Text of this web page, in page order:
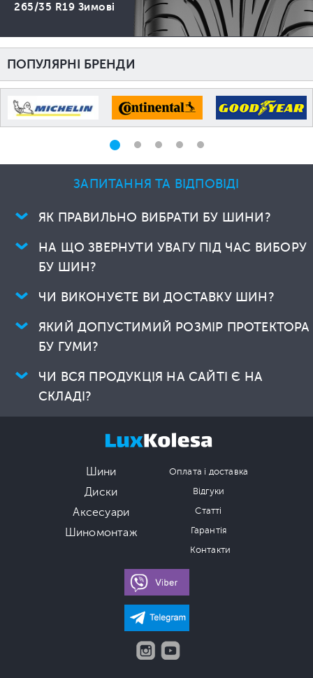
ЗАПИТАННЯ ТА ВІДПОВІДІ
ЯК ПРАВИЛЬНО ВИБРАТИ БУ ШИНИ?
НА ЩО ЗВЕРНУТИ УВАГУ ПІД ЧАС ВИБОРУ
БУ ШИН?
ЧИ ВИКОНУЄТЕ ВИ ДОСТАВКУ ШИН?
ЯКИЙ ДОПУСТИМИЙ РОЗМІР ПРОТЕКТОРА
БУ ГУМИ?
ЧИ ВСЯ ПРОДУКЦІЯ НА САЙТІ Є НА
СКЛАДІ?
265/35 R19 Зимові
ПОПУЛЯРНІ БРЕНДИ
Шини
Диски
Аксесуари
Шиномонтаж
Оплата і доставка
Відгуки
Статті
Гарантія
Контакти